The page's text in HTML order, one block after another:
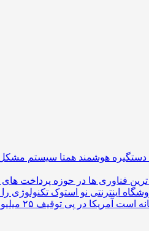
هوشمند
ترین فناوری ها در حوزه پرداخت
اینترنتی نو استوک